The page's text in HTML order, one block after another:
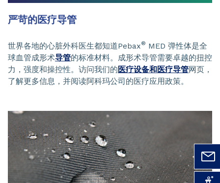
严苛的医疗导管
世界各地的心脏外科医生都知道Pebax® MED 弹性体是全
球血管成形术导管的标准材料。成形术导管需要卓越的扭控
力，强度和操控性。访问我们的医疗设备和医疗导管网页，
了解更多信息，并阅读阿科玛公司的医疗应用政策。